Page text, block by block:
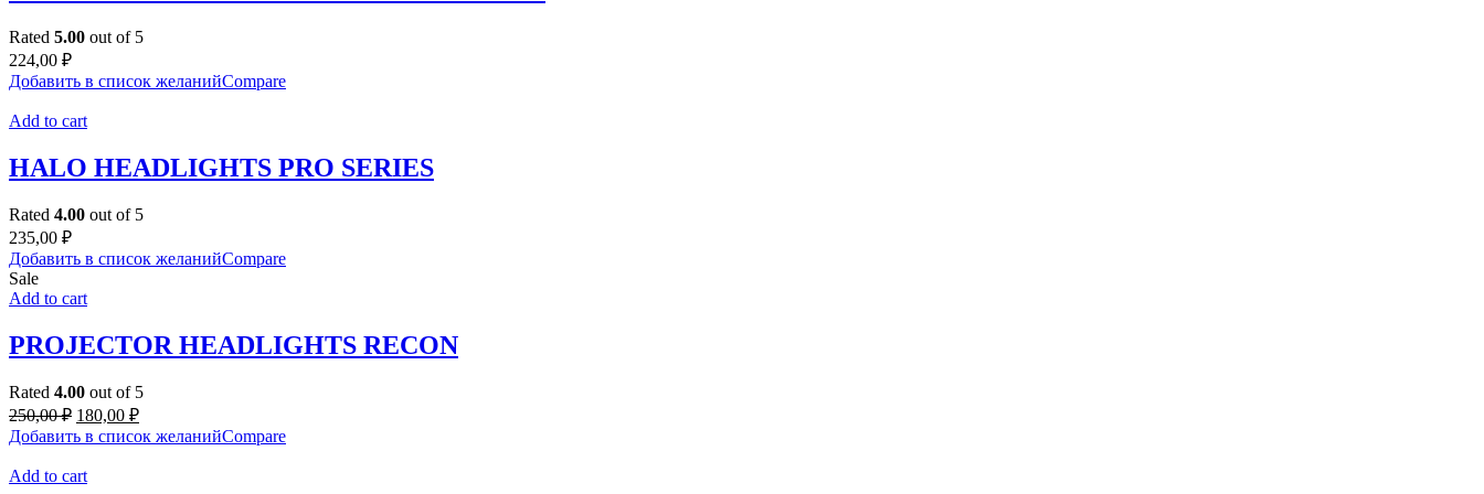
Rated 5.00 out of 5
224,00 ₽
Добавить в список желанийCompare
Add to cart
HALO HEADLIGHTS PRO SERIES
Rated 4.00 out of 5
235,00 ₽
Добавить в список желанийCompare
Sale
Add to cart
PROJECTOR HEADLIGHTS RECON
Rated 4.00 out of 5
250,00₽ Original
price
was:
250,00 ₽.
180,00 ₽Current
price
is:
Добавить в список желанийCompare
Add to cart